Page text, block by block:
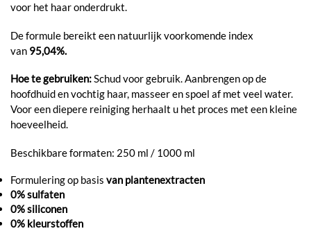
voor het haar onderdrukt.
De formule bereikt een natuurlijk voorkomende index
van 95,04%.
Hoe te gebruiken:Schud voor gebruik. Aanbrengen op de
hoofdhuid en vochtig haar, masseer en spoel af met veel water.
Voor een diepere reiniging herhaalt u het proces met een kleine
hoeveelheid.
Beschikbare formaten: 250 ml / 1000 ml
Formulering op basis van plantenextracten
0% sulfaten
0% siliconen
0% kleurstoffen